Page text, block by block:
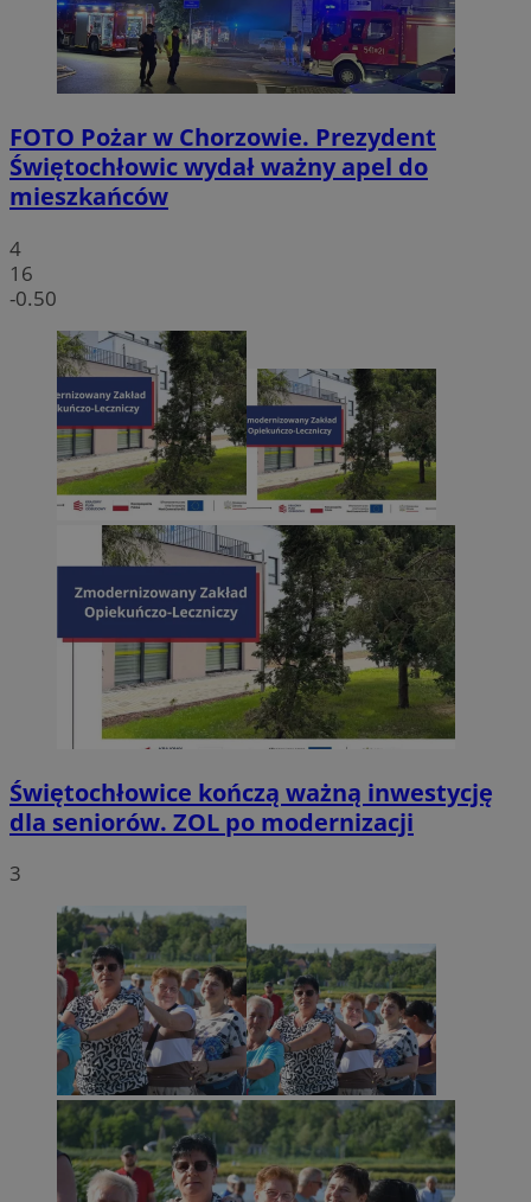
FOTO Pożar w Chorzowie. Prezydent
Świętochłowic wydał ważny apel do
mieszkańców
4
16
-0.50
Świętochłowice kończą ważną inwestycję
dla seniorów. ZOL po modernizacji
3